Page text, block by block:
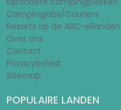
Campingjobs/Couriers
Resorts op de ABC-eilanden
Over ons
Contact
Privacybeleid
Sitemap
POPULAIRE LANDEN